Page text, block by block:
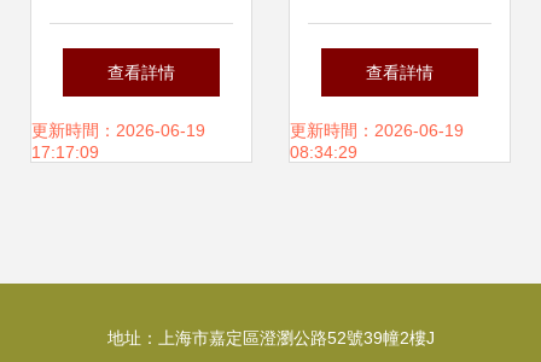
窯文化藝術節，共
塑文化新風尚
查看詳情
更新時間：2026-06-19
17:17:09
融 首屆全國文采會
于東莞盛大啟幕
查看詳情
更新時間：2026-06-19
08:34:29
地址：上海市嘉定區澄瀏公路52號39幢2樓J